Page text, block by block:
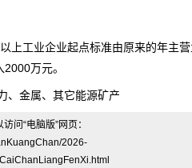
工业企业起点标准由原来的年主营
万元。
、 金属、 其它能源矿产
问“电脑版”网页：
2026-